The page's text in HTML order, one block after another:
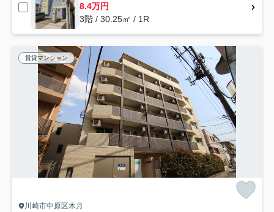
8.4万円
3階 / 30.25㎡ / 1R
賃貸マンション
川崎市中原区木月